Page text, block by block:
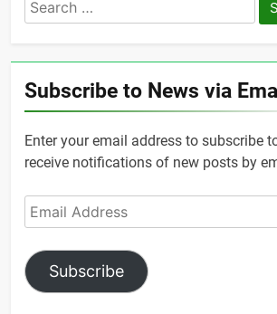
for:
Subscribe to News via
Enter your email address to subscribe
receive notifications of new posts by
Email
Address
Subscribe